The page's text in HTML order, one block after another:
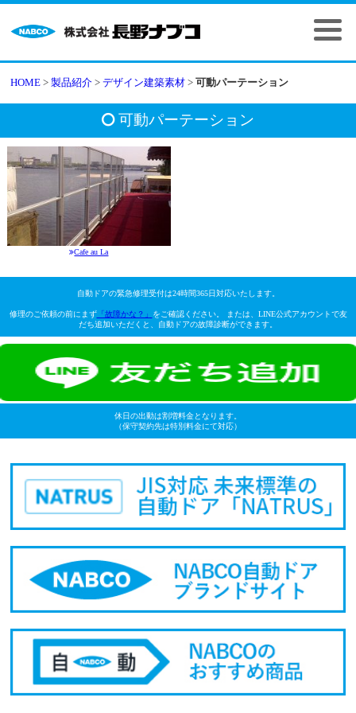
HOME >製品紹介 >デザイン建築素材 > 可動パーテーション
可動パーテーション
Cafe au La
自動ドアの緊急修理受付は24時間365日対応いたします。
修理のご依頼の前にまず「故障かな？」
をご確認ください。 または、LINE公式アカウントで友
だち追加いただくと、自動ドアの故障診断ができます。
休日の出動は割増料金となります。
（保守契約先は特別料金にて対応）